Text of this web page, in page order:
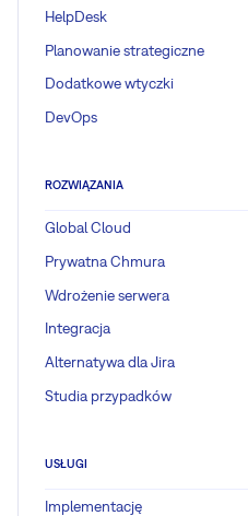
HelpDesk
Planowanie strategiczne
Dodatkowe wtyczki
DevOps
ROZWIĄZANIA
Global Cloud
Prywatna Chmura
Wdrożenie serwera
Integracja
Alternatywa dla Jira
Studia przypadków
USŁUGI
Implementację